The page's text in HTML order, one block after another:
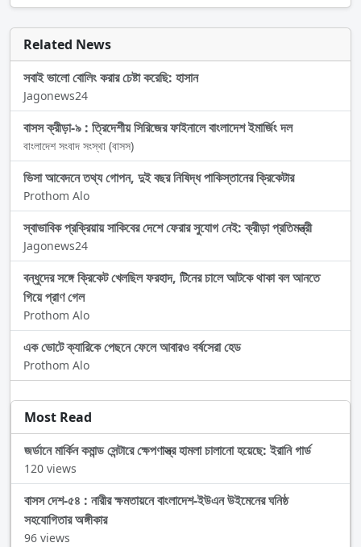
Related News
সবাই ভালো বোলিং করার চেষ্টা করেছি: হাসান
Jagonews24
বাসস ক্রীড়া-৯ : ত্রিদেশীয় সিরিজের ফাইনালে বাংলাদেশ ইমার্জিং দল
বাংলাদেশ সংবাদ সংস্থা (বাসস)
ভিসা আবেদনে তথ্য গোপন, দুই বছর নিষিদ্ধ পাকিস্তানের ক্রিকেটার
Prothom Alo
স্বাভাবিক প্রক্রিয়ায় সাকিবের দেশে ফেরার সুযোগ নেই: ক্রীড়া প্রতিমন্ত্রী
Jagonews24
বন্ধুদের সঙ্গে ক্রিকেট খেলছিল ফরহাদ, টিনের চালে আটকে থাকা বল আনতে
গিয়ে প্রাণ গেল
Prothom Alo
এক ভোটে ক্যারিকে পেছনে ফেলে আবারও বর্ষসেরা হেড
Prothom Alo
Most Read
জর্ডানে মার্কিন কমান্ড সেন্টারে ক্ষেপণাস্ত্র হামলা চালানো হয়েছে: ইরানি গার্ড
120 views
বাসস দেশ-৫৪ : নারীর ক্ষমতায়নে বাংলাদেশ-ইউএন উইমেনের ঘনিষ্ঠ
সহযোগিতার অঙ্গীকার
96 views